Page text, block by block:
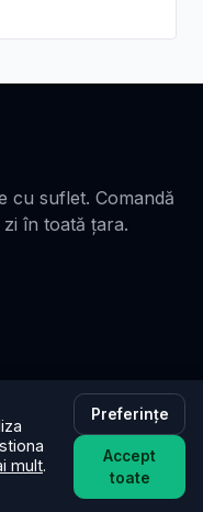
cu suflet. Comandă
în toată țara.
mult.
Preferințe
Accept
toate